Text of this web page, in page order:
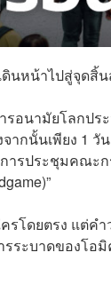
นหน้าไปสู่จุดสิ้
รอนามัยโลกป
ากนั้นเพียง 1
ารประชุมคณะ
โดยตรง แต่ค
ระบาดของโอ